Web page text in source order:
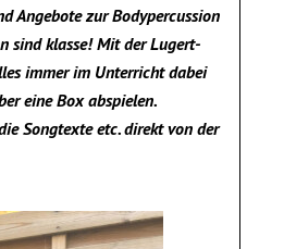
Angebote zur Bodypercussion
sind klasse! Mit der Lugert-
immer im Unterricht dabei
eine Box abspielen.
Songtexte etc. direkt von der